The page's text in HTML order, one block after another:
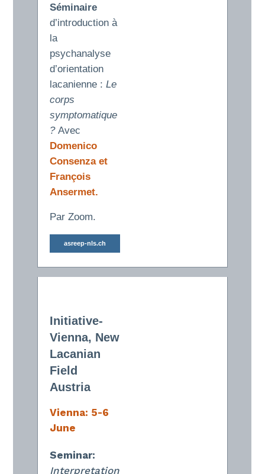
Séminaire
d’introduction à
la
psychanalyse
d’orientation
lacanienne : Le
corps
symptomatique
?Avec
Domenico
Consenza et
François
Ansermet.
Par Zoom.
asreep-nls.ch
Initiative-
Vienna, New
Lacanian
Field
Austria
Vienna: 5-6
June
Seminar:
Interpretation